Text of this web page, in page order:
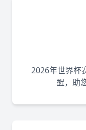
2026年世界杯
醒，助